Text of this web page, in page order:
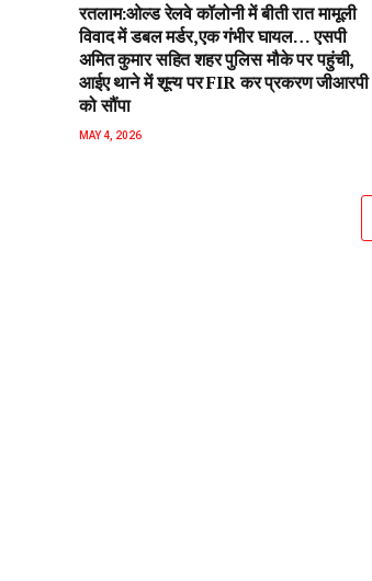
रतलाम:ओल्ड रेलवे कॉलोनी में बीती रात मामूली
विवाद में डबल मर्डर,एक गंभीर घायल… एसपी
अमित कुमार सहित शहर पुलिस मौके पर पहुंची,
आईए थाने में शून्य पर FIR कर प्रकरण जीआरपी
को सौंपा
MAY 4, 2026